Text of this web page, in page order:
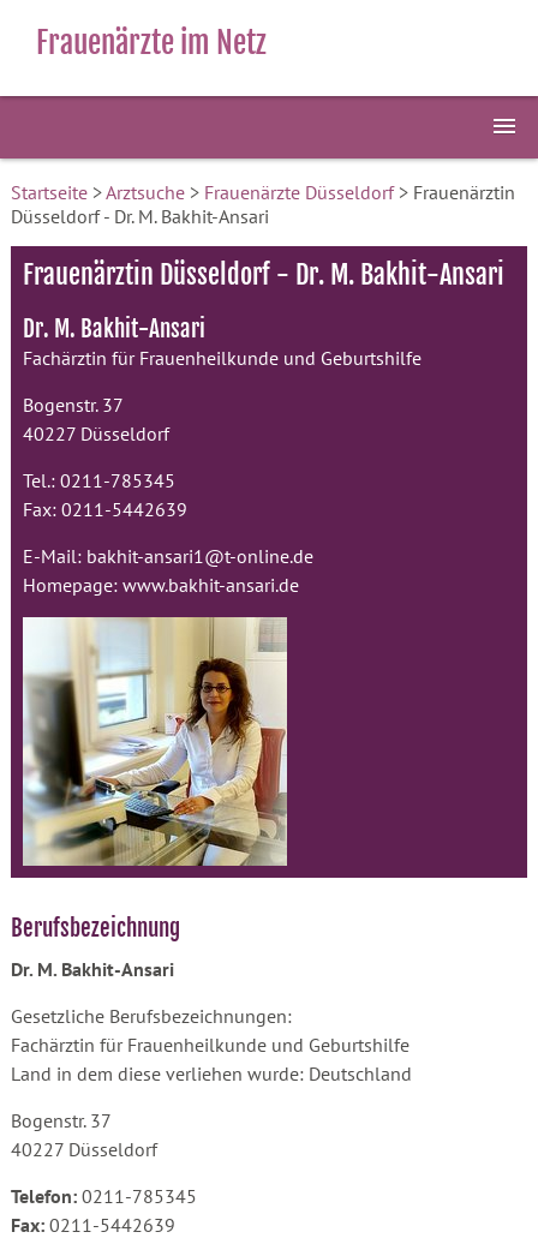
Frauenärzte im Netz
Startseite>Arztsuche> Frauenärzte Düsseldorf> Frauenärztin
Düsseldorf - Dr. M. Bakhit-Ansari
Frauenärztin Düsseldorf - Dr. M. Bakhit-Ansari
Dr. M. Bakhit-Ansari
Fachärztin für Frauenheilkunde und Geburtshilfe
Bogenstr. 37
40227 Düsseldorf
Tel.: 0211-785345
Fax: 0211-5442639
E-Mail: bakhit-ansari1@t-online.de
Homepage: www.bakhit-ansari.de
Berufsbezeichnung
Dr. M. Bakhit-Ansari
Gesetzliche Berufsbezeichnungen:
Fachärztin für Frauenheilkunde und Geburtshilfe
Land in dem diese verliehen wurde: Deutschland
Bogenstr. 37
40227 Düsseldorf
Telefon:0211-785345
Fax:0211-5442639